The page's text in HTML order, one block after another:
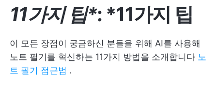
11가지 팁*: *11가지 팁
이 모든 장점이 궁금하신 분들을 위해 AI를 사용해
노트 필기를 혁신하는 11가지 방법을 소개합니다 노
트 필기 접근법 .